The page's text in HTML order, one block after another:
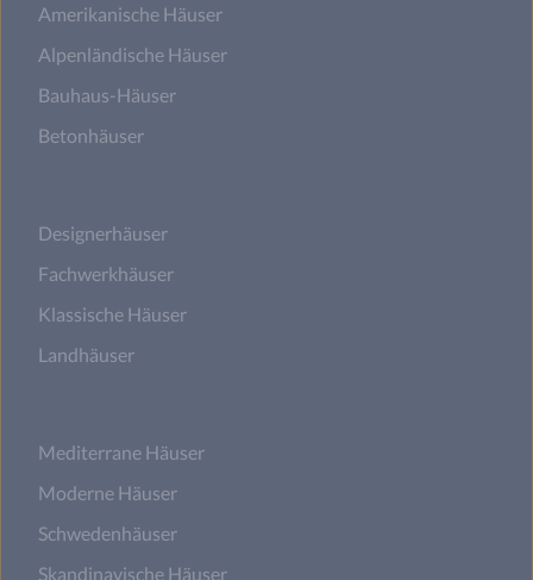
Amerikanische Häuser
Alpenländische Häuser
Bauhaus-Häuser
Betonhäuser
Designerhäuser
Fachwerkhäuser
Klassische Häuser
Landhäuser
Mediterrane Häuser
Moderne Häuser
Schwedenhäuser
Skandinavische Häuser